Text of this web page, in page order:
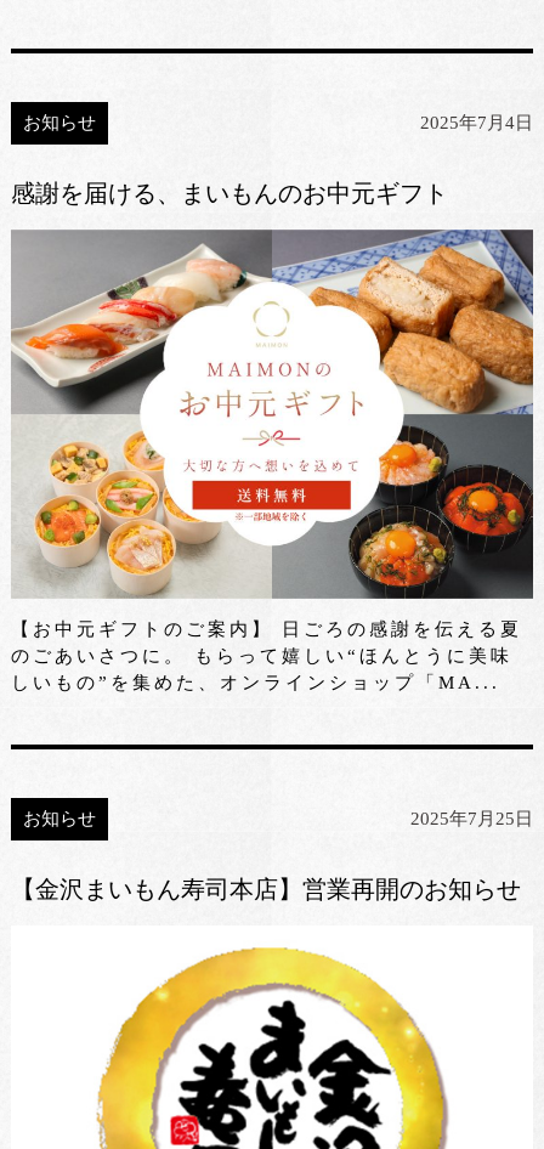
お知らせ 2025年7月4日
感謝を届ける、まいもんのお中元ギフト
【お中元ギフトのご案内】 日ごろの感謝を伝える夏
のごあいさつに。 もらって嬉しい“ほんとうに美味
しいもの”を集めた、オンラインショップ「MA...
お知らせ 2025年7月25日
【金沢まいもん寿司本店】営業再開のお知らせ